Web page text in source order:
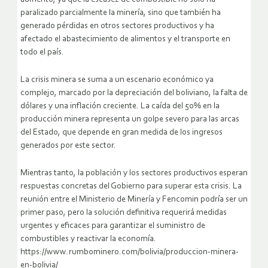
paralizado parcialmente la minería, sino que también ha
generado pérdidas en otros sectores productivos y ha
afectado el abastecimiento de alimentos y el transporte en
todo el país.
La crisis minera se suma a un escenario económico ya
complejo, marcado por la depreciación del boliviano, la falta de
dólares y una inflación creciente. La caída del 50% en la
producción minera representa un golpe severo para las arcas
del Estado, que depende en gran medida de los ingresos
generados por este sector.
Mientras tanto, la población y los sectores productivos esperan
respuestas concretas del Gobierno para superar esta crisis. La
reunión entre el Ministerio de Minería y Fencomin podría ser un
primer paso, pero la solución definitiva requerirá medidas
urgentes y eficaces para garantizar el suministro de
combustibles y reactivar la economía.
https://www.rumbominero.com/bolivia/produccion-minera-
en-bolivia/